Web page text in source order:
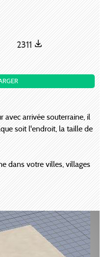
2311
avec arrivée souterraine, il
soit l'endroit, la taille de
dans votre villes, villages